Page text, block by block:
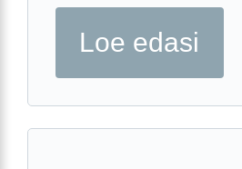
Loe edasi